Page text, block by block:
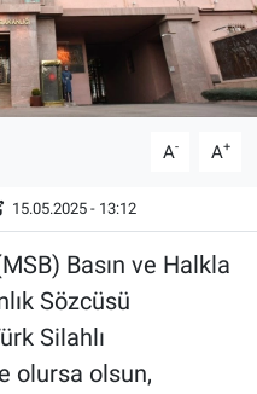
A- A+
15.05.2025 - 13:12
Basın ve Halkla
Sözcüsü
Silahlı
olursa olsun,